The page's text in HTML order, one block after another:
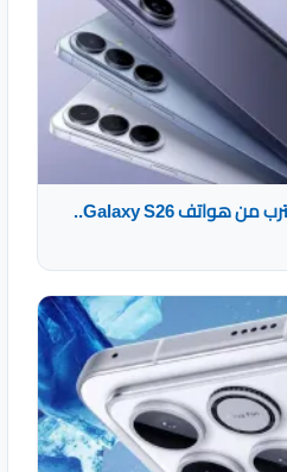
تحديث One UI 9 Beta 5 يقترب من هواتف Galaxy S26..